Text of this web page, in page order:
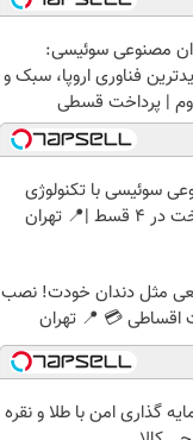
مصنوعی سوئیسی:
فناوری اروپا، سبک و
| پرداخت قسطی
سوئیسی با تکنولوژی
|📍 تهران
مثل دندان خودت! نصب
اقساطی 💳 📍 تهران
گذاری امن با طلا و نقره